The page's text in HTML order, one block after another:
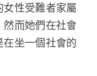
性受難者家屬
然而她們在社會
坐一個社會的